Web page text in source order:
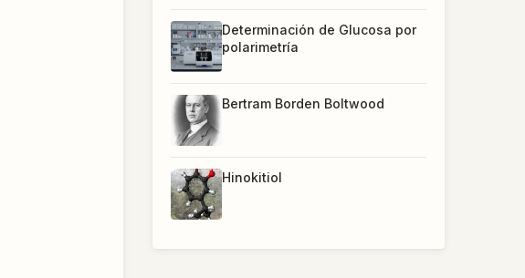
Determinación de Glucosa por
polarimetría
Bertram Borden Boltwood
Hinokitiol